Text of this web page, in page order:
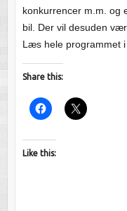
konkurrencer m.m. og
bil. Der vil desuden
Læs hele programmet
Share this:
Like this: